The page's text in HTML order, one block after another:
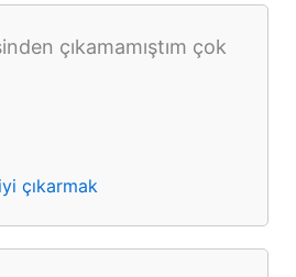
çıkamamıştım çok
çıkarmak